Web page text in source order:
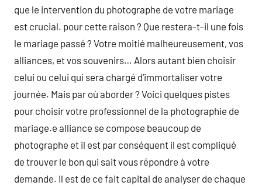
que le intervention du photographe de votre mariage
est crucial. pour cette raison ? Que restera-t-il une fois
le mariage passé ? Votre moitié malheureusement, vos
alliances, et vos souvenirs… Alors autant bien choisir
celui ou celui qui sera chargé d’immortaliser votre
journée. Mais par où aborder ? Voici quelques pistes
pour choisir votre professionnel de la photographie de
mariage.e alliance se compose beaucoup de
photographe et il est par conséquent il est compliqué
de trouver le bon qui sait vous répondre à votre
demande. Il est de ce fait capital de analyser de chaque